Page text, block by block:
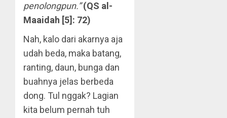
penolongpun.”(QS al-
Maaidah [5]: 72)
Nah, kalo dari akarnya aja
udah beda, maka batang,
ranting, daun, bunga dan
buahnya jelas berbeda
dong. Tul nggak? Lagian
kita belum pernah tuh